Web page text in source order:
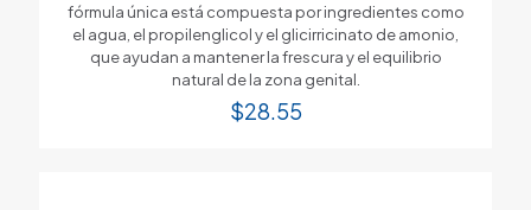
fórmula única está compuesta por ingredientes como
el agua, el propilenglicol y el glicirricinato de amonio,
que ayudan a mantener la frescura y el equilibrio
natural de la zona genital.
$28.55